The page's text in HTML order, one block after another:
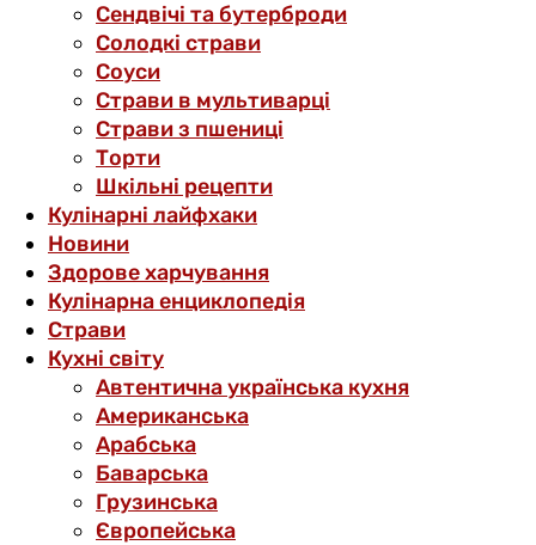
Сендвічі та бутерброди
Солодкі страви
Соуси
Страви в мультиварці
Страви з пшениці
Торти
Шкільні рецепти
Кулінарні лайфхаки
Новини
Здорове харчування
Кулінарна енциклопедія
Страви
Кухні світу
Автентична українська кухня
Американська
Арабська
Баварська
Грузинська
Європейська